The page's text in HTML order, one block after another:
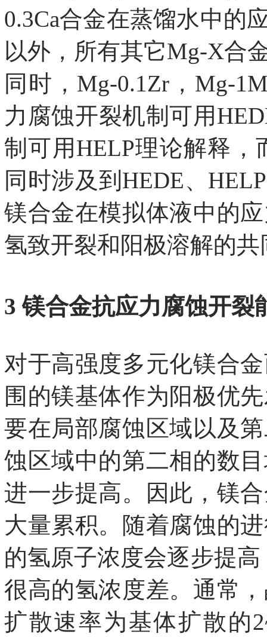
0.3Ca合金在蒸馏水中的
以外，所有其它Mg-X合
同时，Mg-0.1Zr，Mg-
力腐蚀开裂机制可用
制可用HELP理论解释，
同时涉及到HEDE、
镁合金在模拟体液中的
氢致开裂和阳极溶解的
3 镁合金抗应力腐蚀开裂
对于高强度多元化镁合
围的镁基体作为阳极优
要在局部腐蚀区域以及
蚀区域中的第二相的数
进一步提高。因此，镁
大量累积。随着腐蚀的
的氢原子浓度会逐步提
很高的氢浓度差。通常
扩散速率为基体扩散的